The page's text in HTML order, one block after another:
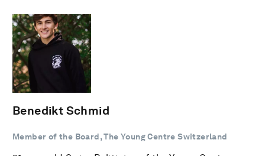
Benedikt Schmid
Member of the Board, The Young Centre Switzerland